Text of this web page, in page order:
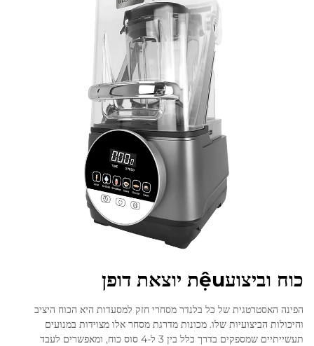
כוח וביצועệuת יוצאת דופן
הפינה האסטרטגית של כל בלנדר מסחרי חזק למסעדות היא הכוח היציב
והיכולות הביצועיות שלו. מכונות מדרגת מסחר אלו מצוידות במנועים
תעשייתיים שמספקים בדרך כלל בין 3 ל-4 סוס כוח, ומאפשרים לעבד